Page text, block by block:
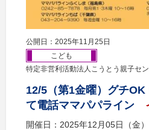
公開日：2025年11月25日
こども
特定非営利活動法人こうとう親子セ
12/5（第1金曜）グチ
て電話ママパパライン
開催日：2025年12月05日（金）